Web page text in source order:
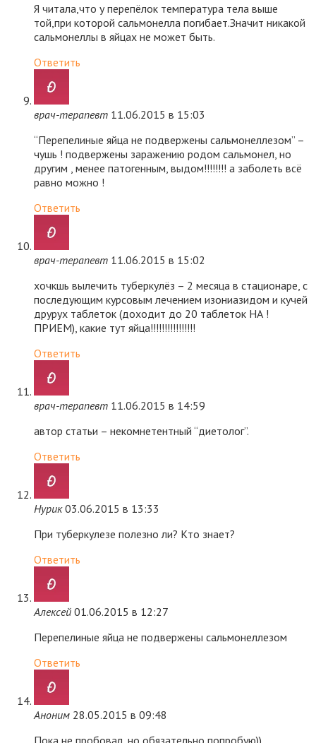
Я читала,что у перепёлок температура тела выше
той,при которой сальмонелла погибает.Значит никакой
сальмонеллы в яйцах не может быть.
Ответить
врач-терапевт 11.06.2015 в 15:03
“Перепелиные яйца не подвержены сальмонеллезом” –
чушь ! подвержены заражению родом сальмонел, но
другим , менее патогенным, выдом!!!!!!!! а заболеть всё
равно можно !
Ответить
врач-терапевт 11.06.2015 в 15:02
хочкшь вылечить туберкулёз – 2 месяца в стационаре, с
последующим курсовым лечением изониазидом и кучей
друрух таблеток (доходит до 20 таблеток НА !
ПРИЕМ), какие тут яйца!!!!!!!!!!!!!!!!
Ответить
врач-терапевт 11.06.2015 в 14:59
автор статьи – некомнетентный “диетолог”.
Ответить
Нурик 03.06.2015 в 13:33
При туберкулезе полезно ли? Кто знает?
Ответить
Алексей 01.06.2015 в 12:27
Перепелиные яйца не подвержены сальмонеллезом
Ответить
Аноним 28.05.2015 в 09:48
Пока не пробовал, но обязательно попробую))